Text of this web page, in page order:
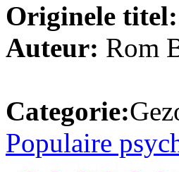
Originele titel:
Auteur: Rom
Categorie:
Populaire